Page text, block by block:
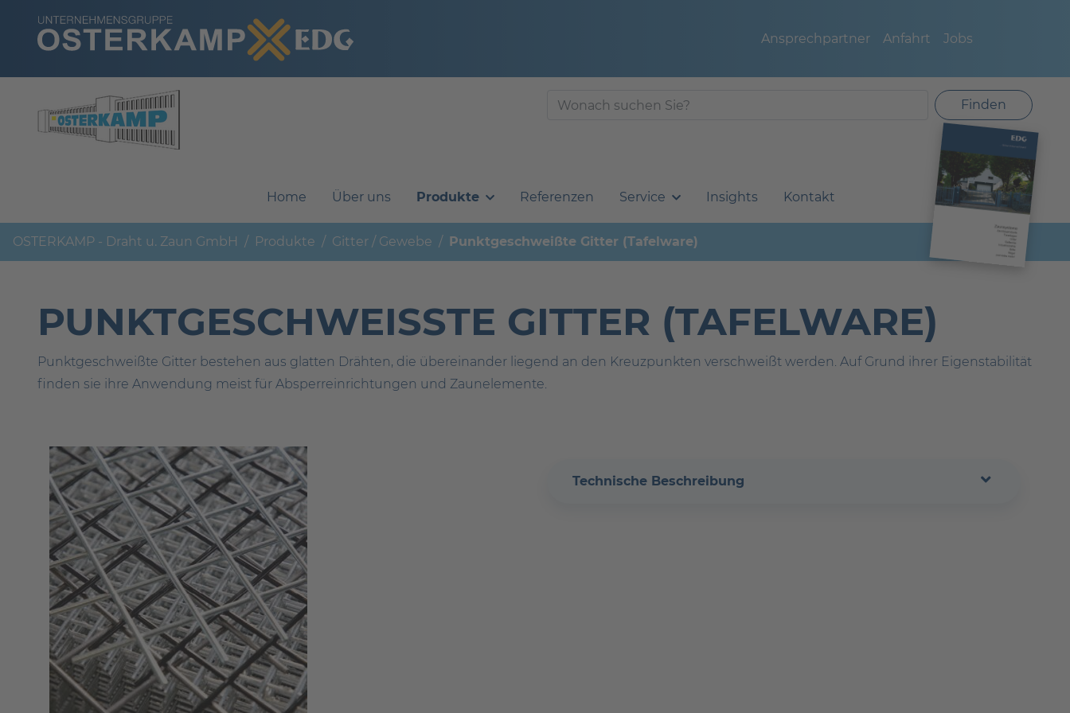
Ansprechpartner Anfahrt Jobs
Finden
Home
Über uns Produkte Referenzen Service Insights Kontakt
OSTERKAMP - Draht u. Zaun GmbH Produkte Gitter / Gewebe Punktgeschweißte Gitter (Tafelware)
PUNKTGESCHWEISSTE GITTER (TAFELWARE)
Punktgeschweißte Gitter bestehen aus glatten Drähten, die übereinander liegend an den Kreuzpunkten verschweißt werden. Auf Grund ihrer Eigenstabilität
finden sie ihre Anwendung meist für Absperreinrichtungen und Zaunelemente.
Technische Beschreibung